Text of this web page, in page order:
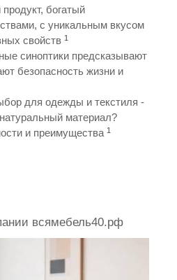
богатый
с уникальным вкусом
свойств 1
синоптики предсказывают
безопасность жизни и
для одежды и текстиля -
материал?
и преимущества 1
всямебель40.рф